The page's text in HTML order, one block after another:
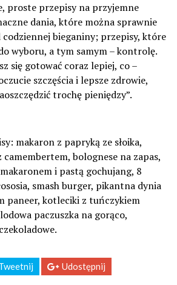
proste przepisy na przyjemne
dania, które można sprawnie
bieganiny; przepisy, które
wyboru, a tym samym – kontrolę.
się gotować coraz lepiej, co –
szczęścia i lepsze zdrowie,
trochę pieniędzy”.
makaron z papryką ze słoika,
bolognese na zapas,
i pastą gochujang, 8
smash burger, pikantna dynia
paneer, kotleciki z tuńczykiem
paczuszka na gorąco,
Udostępnij